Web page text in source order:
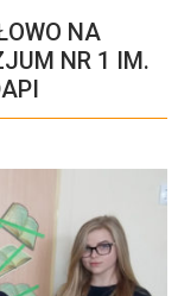
NA
NR 1 IM.